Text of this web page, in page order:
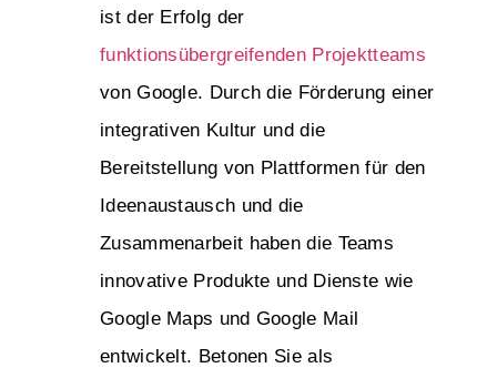
ist der Erfolg der
funktionsübergreifenden Projektteams
von Google. Durch die Förderung einer
integrativen Kultur und die
Bereitstellung von Plattformen für den
Ideenaustausch und die
Zusammenarbeit haben die Teams
innovative Produkte und Dienste wie
Google Maps und Google Mail
entwickelt. Betonen Sie als